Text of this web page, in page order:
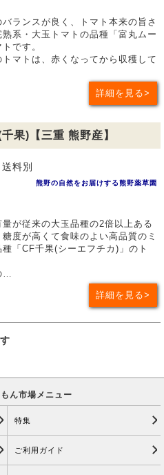
ランスが良く、トマト本来の旨さ
系・大玉トマトの品種「富丸ムー
です。
トマトは、赤くなってから収穫して
詳細を見る
果)【三重 熊野産】
送料別
熊野の自然をお届けする熊野薬草園
量が従来の大玉品種の2倍以上ある
糖度が高くて食味のよい高品質のミ
「CF千果(シーエフチカ)」のト
…
詳細を見る
ん市場メニュー
特集
ご利用ガイド